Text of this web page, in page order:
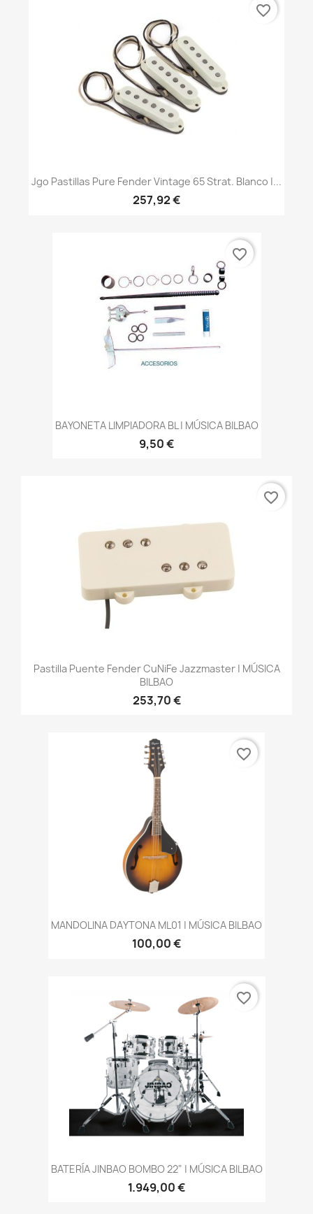
Jgo Pastillas Pure Fender Vintage 65 Strat. Blanco |...
257,92 €
favorite_border
BAYONETA LIMPIADORA BL | MÚSICA BILBAO
9,50 €
favorite_border
Pastilla Puente Fender CuNiFe Jazzmaster | MÚSICA
BILBAO
253,70 €
favorite_border
MANDOLINA DAYTONA ML01 | MÚSICA BILBAO
100,00 €
favorite_border
BATERÍA JINBAO BOMBO 22" | MÚSICA BILBAO
1.949,00 €
favorite_border